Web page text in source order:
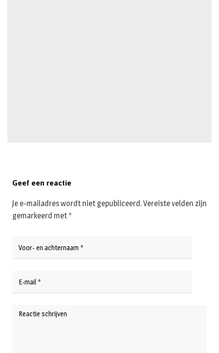
Geef een reactie
Je e-mailadres wordt niet gepubliceerd.Vereiste velden zijn
gemarkeerd met *